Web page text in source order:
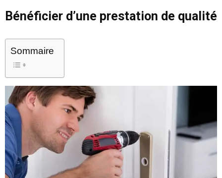
Bénéficier d’une prestation de qualité
Sommaire